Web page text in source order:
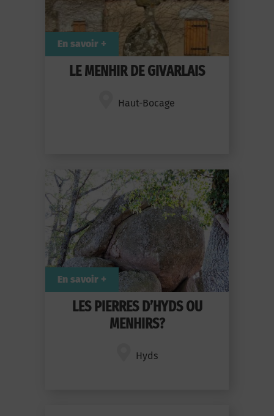
LE MENHIR DE GIVARLAIS
Haut-Bocage
En savoir +
LES PIERRES D’HYDS OU
MENHIRS?
Hyds
En savoir +